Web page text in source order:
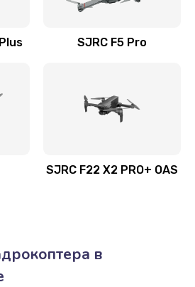
SJRC F5 Pro
SJRC F22 X2 PRO+ OAS
в